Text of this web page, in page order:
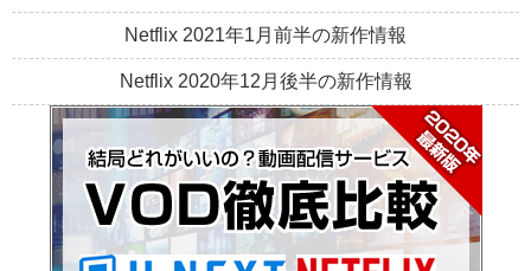
Netflix 2021年1月前半の新作情報
Netflix 2020年12月後半の新作情報